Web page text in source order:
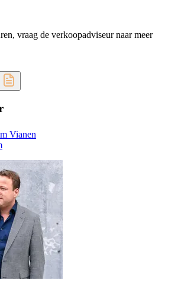
vraag de verkoopadviseur naar meer
Vianen